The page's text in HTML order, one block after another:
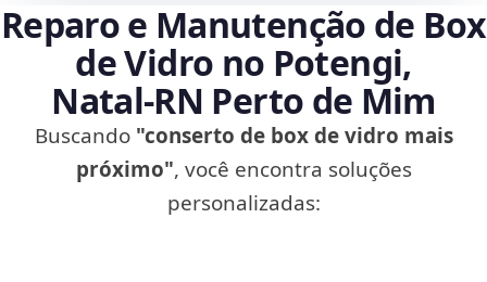
Reparo e Manutenção de Box
de Vidro no Potengi,
Natal‑RN Perto de Mim
Buscando "conserto de box de vidro mais
próximo", você encontra soluções
personalizadas: